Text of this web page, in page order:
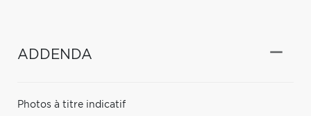
ADDENDA
Photos à titre indicatif